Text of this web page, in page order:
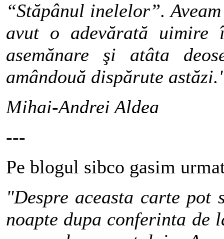
“Stăpânul inelelor”.
avut o adevărată
asemănare şi atâta
amândouă dispărute
Mihai-Andrei Aldea
---
Pe blogul sibco gasim
"Despre aceasta carte
noapte dupa conferinta de